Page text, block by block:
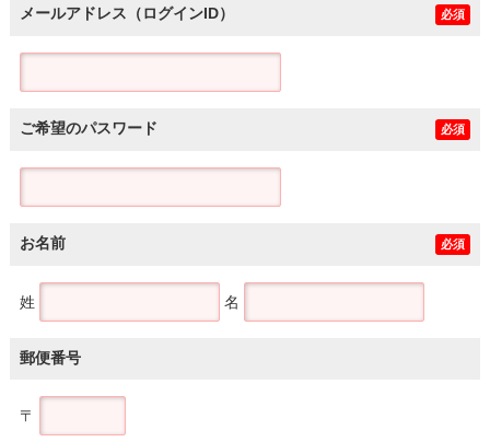
メールアドレス（ログインID） 必須
ご希望のパスワード 必須
お名前 必須
姓 名
郵便番号
〒